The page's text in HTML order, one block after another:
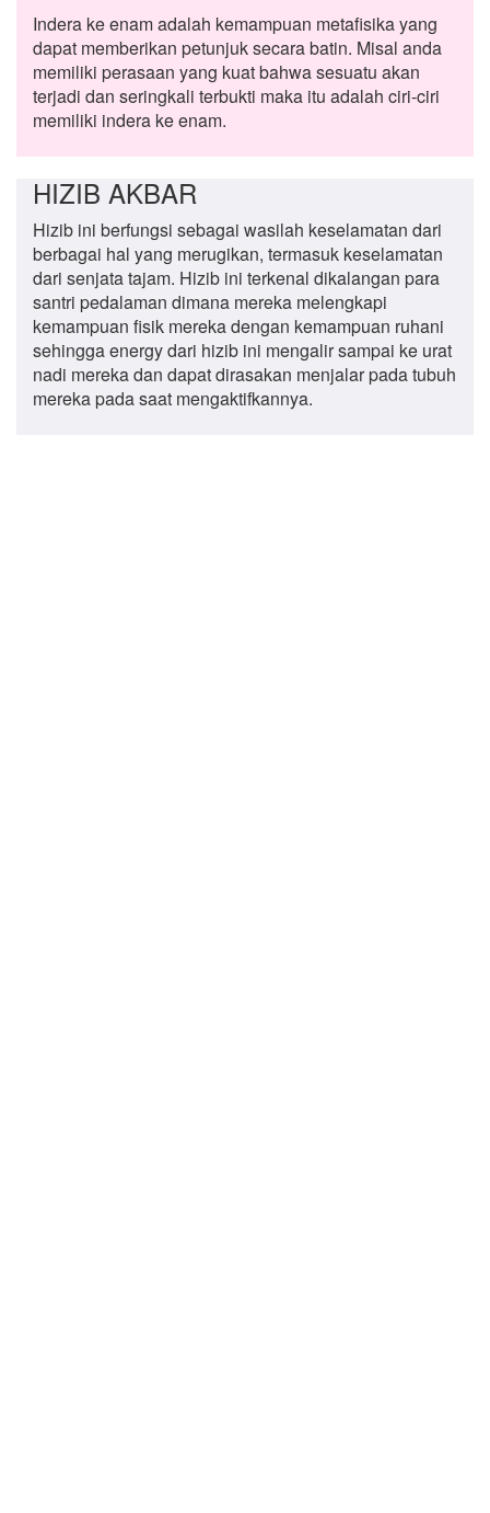
Indera ke enam adalah kemampuan metafisika yang
dapat memberikan petunjuk secara batin. Misal anda
memiliki perasaan yang kuat bahwa sesuatu akan
terjadi dan seringkali terbukti maka itu adalah ciri-ciri
memiliki indera ke enam.
HIZIB AKBAR
Hizib ini berfungsi sebagai wasilah keselamatan dari
berbagai hal yang merugikan, termasuk keselamatan
dari senjata tajam. Hizib ini terkenal dikalangan para
santri pedalaman dimana mereka melengkapi
kemampuan fisik mereka dengan kemampuan ruhani
sehingga energy dari hizib ini mengalir sampai ke urat
nadi mereka dan dapat dirasakan menjalar pada tubuh
mereka pada saat mengaktifkannya.